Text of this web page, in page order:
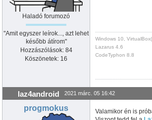
Haladó forumozó
"Amit egyszer leírok..., azt lehet
később átírom"
Hozzászólások: 84
Köszönetek: 16
Windows 10,
Lazarus 4.6
CodeTyphon 8.8
laz4android 2021 márc. 05 16:42
progmokus
Valamikor én is